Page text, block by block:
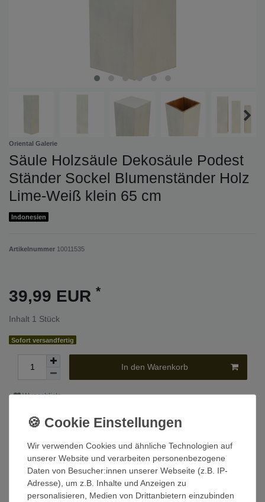
Oriental Galerie
Säule Holzsäule Dekosäule Podest
Ständer Sockel Blumenständer Holz
Lime-Weiß klein 65 cm
Indonesien
Artikelnummer 10011535
39,99 EUR *
Inhalt 1 Stück
Sofort versandfertig
In den Warenkorb
Wunschliste
* inkl. ges. MwSt. zzgl.Versandkosten
Beschreibung
Wir verwenden Cookies und ähnliche Technologien auf
unserer Website und verarbeiten personenbezogene
Daten von Besucher:innen unserer Webseite (z.B. IP-
Adresse), um z.B. Inhalte und Anzeigen zu
personalisieren, Medien von Drittanbietern einzubinden